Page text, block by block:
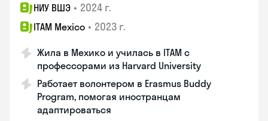
НИУ ВШЭ • 2024 г.
ITAM Mexico • 2023 г.
Жила в Мехико и училась в ITAM с
профессорами из Harvard University
Работает волонтером в Erasmus Buddy
Program, помогая иностранцам
адаптироваться